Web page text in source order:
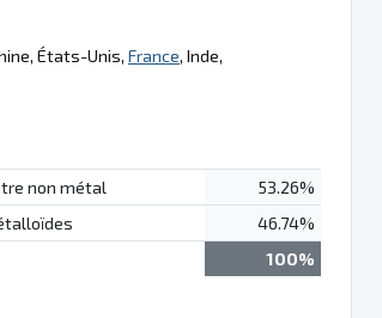
États-Unis, France, Inde,
non métal
53.26%
46.74%
100%